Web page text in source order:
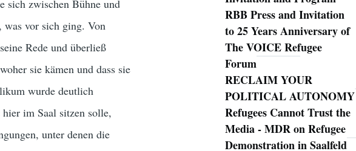
sich zwischen Bühne und
was vor sich ging. Von
Rede und überließ
sie kämen und dass sie
wurde deutlich
im Saal sitzen solle,
unter denen die
RBB Press and Invitation
to 25 Years Anniversary of
The VOICE Refugee
Forum
RECLAIM YOUR
POLITICAL AUTONOMY
Refugees Cannot Trust the
Media - MDR on Refugee
Demonstration in Saalfeld